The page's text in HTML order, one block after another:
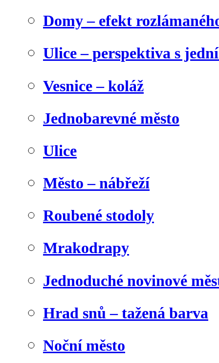
Domy – efekt
Ulice – perspektiva s
Vesnice – koláž
Jednobarevné město
Ulice
Město – nábřeží
Roubené stodoly
Mrakodrapy
Jednoduché novinové
Hrad snů – tažená barva
Noční město